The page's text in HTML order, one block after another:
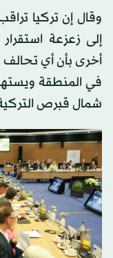
وقال إن تركيا
إلى زعزعة
أخرى بأن أي
في المنطقة
شمال قبرص